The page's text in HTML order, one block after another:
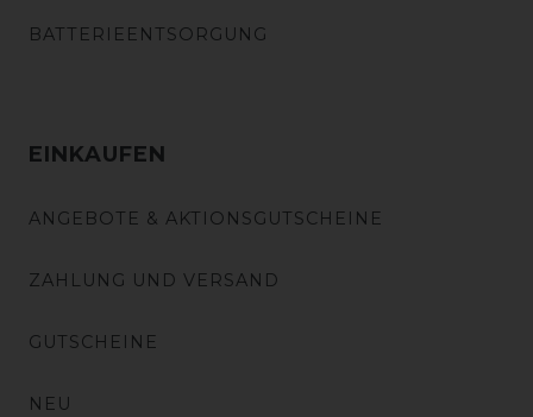
BATTERIEENTSORGUNG
EINKAUFEN
ANGEBOTE & AKTIONSGUTSCHEINE
ZAHLUNG UND VERSAND
GUTSCHEINE
NEU